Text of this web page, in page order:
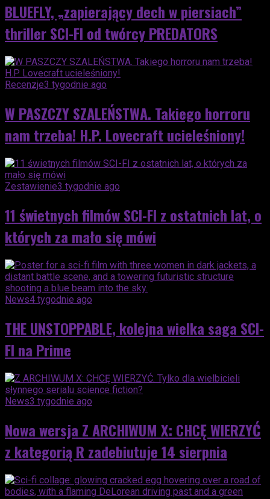
BLUEFLY, „zapierający dech w piersiach”
thriller SCI-FI od twórcy PREDATORS
Recenzje3 tygodnie ago
W PASZCZY SZALEŃSTWA. Takiego horroru
nam trzeba! H.P. Lovecraft ucieleśniony!
Zestawienie3 tygodnie ago
11 świetnych filmów SCI-FI z ostatnich lat, o
których za mało się mówi
News4 tygodnie ago
THE UNSTOPPABLE, kolejna wielka saga SCI-
FI na Prime
News3 tygodnie ago
Nowa wersja Z ARCHIWUM X: CHCĘ WIERZYĆ
z kategorią R zadebiutuje 14 sierpnia